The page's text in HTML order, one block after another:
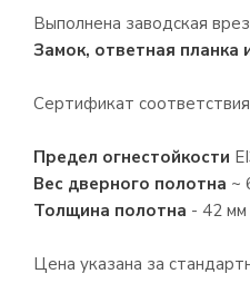
Выполнена заводская
Замок, ответная планка
Сертификат
Предел огнестойкости
Вес дверного полотна ~
Толщина полотна - 42 мм
Цена указана за